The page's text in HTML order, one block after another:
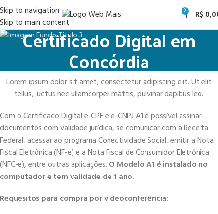
Skip to navigation
Skip to main content
0 R$
Certificado Digital em
Concórdia
Lorem ipsum dolor sit amet, consectetur adipiscing elit. Ut elit
tellus, luctus nec ullamcorper mattis, pulvinar dapibus leo.
Com o Certificado Digital e-CPF e e-CNPJ A1 é possível assinar
documentos com validade jurídica, se comunicar com a Receita
Federal, acessar ao programa Conectividade Social, emitir a Nota
Fiscal Eletrônica (NF-e) e a Nota Fiscal de Consumidor Eletrônica
(NFC-e), entre outras aplicações. O Modelo A1 é instalado no
computador e tem validade de 1 ano.
Requesitos para compra por videoconferência: